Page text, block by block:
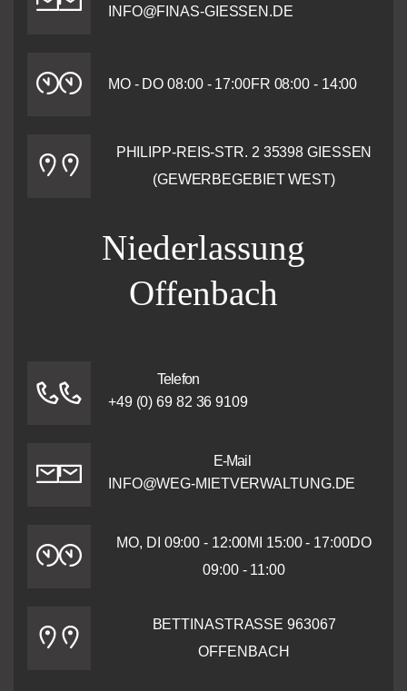
INFO@FINAS-GIESSEN.DE
MO - DO 08:00 - 17:00FR 08:00 - 14:00
PHILIPP-REIS-STR. 2 35398 GIESSEN (
GEWERBEGEBIET WEST)
Niederlassung
Offenbach
Telefon
+49 (0) 69 82 36 9109
E-Mail
INFO@WEG-MIETVERWALTUNG.DE
MO, DI 09:00 - 12:00MI 15:00 - 17:00DO
09:00 - 11:00
BETTINASTRASSE 9 63067
OFFENBACH